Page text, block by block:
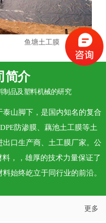
鱼塘土工膜
简介
制品及塑料机械的研究
山脚下，是国内知名的复合
防渗膜、藕池土工膜等土
口生产商、土工膜厂家。公
，，雄厚的技术力量保证了
始终屹立于同行业的前沿。
更多